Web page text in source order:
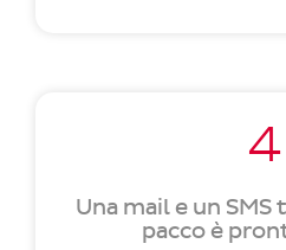
4
Una mail e un SMS
pacco è